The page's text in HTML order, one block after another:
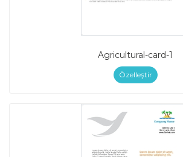
Agricultural-card-1
Özelleştir